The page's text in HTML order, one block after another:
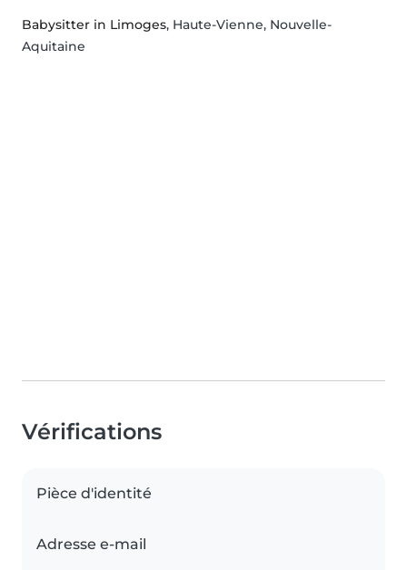
Babysitter in Limoges, Haute-Vienne, Nouvelle-
Aquitaine
Vérifications
Pièce d'identité
Adresse e-mail